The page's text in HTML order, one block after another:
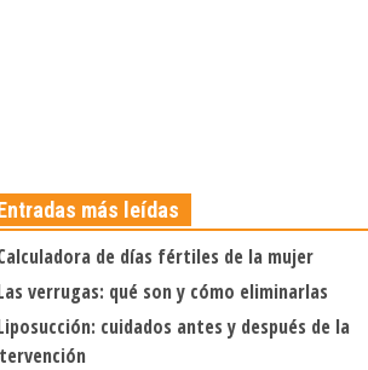
más leídas
de días fértiles de la mujer
verrugas: qué son y cómo eliminarlas
cuidados antes y después de la